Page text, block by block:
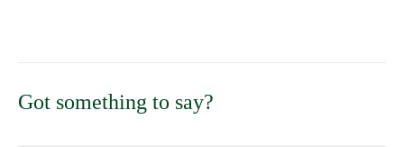
Got something to say?